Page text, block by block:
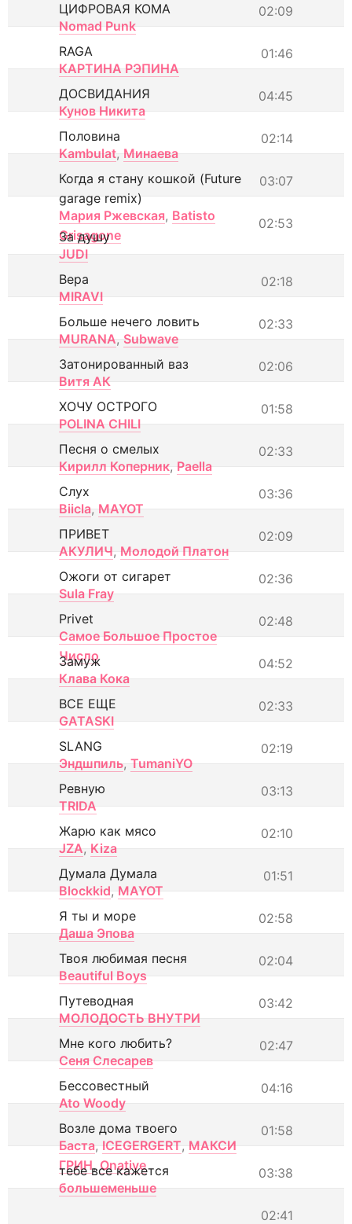
02:09
ЦИФРОВАЯ КОМА
Nomad Punk
01:46
RAGA
КАРТИНА РЭПИНА
04:45
ДОСВИДАНИЯ
Кунов Никита
02:14
Половина
Kambulat, Минаева
03:07
Когда я стану кошкой (Future
garage remix)
Мария Ржевская, Batisto
Grisagone
02:53
За душу
JUDI
02:18
Вера
MIRAVI
02:33
Больше нечего ловить
MURANA, Subwave
02:06
Затонированный ваз
Витя АК
01:58
ХОЧУ ОСТРОГО
POLINA CHILI
02:33
Песня о смелых
Кирилл Коперник, Paella
03:36
Слух
Biicla, MAYOT
02:09
ПРИВЕТ
АКУЛИЧ, Молодой Платон
02:36
Ожоги от сигарет
Sula Fray
02:48
Privet
Самое Большое Простое
Число
04:52
Замуж
Клава Кока
02:33
ВСЕ ЕЩЕ
GATASKI
02:19
SLANG
Эндшпиль, TumaniYO
03:13
Ревную
TRIDA
02:10
Жарю как мясо
JZA, Kiza
01:51
Думала Думала
Blockkid, MAYOT
02:58
Я ты и море
Даша Эпова
02:04
Твоя любимая песня
Beautiful Boys
03:42
Путеводная
МОЛОДОСТЬ ВНУТРИ
02:47
Мне кого любить?
Сеня Слесарев
04:16
Бессовестный
Ato Woody
01:58
Возле дома твоего
Баста, ICEGERGERT, МАКСИ
ГРИН, Onative 03:38
тебе все кажется
большеменьше
02:41